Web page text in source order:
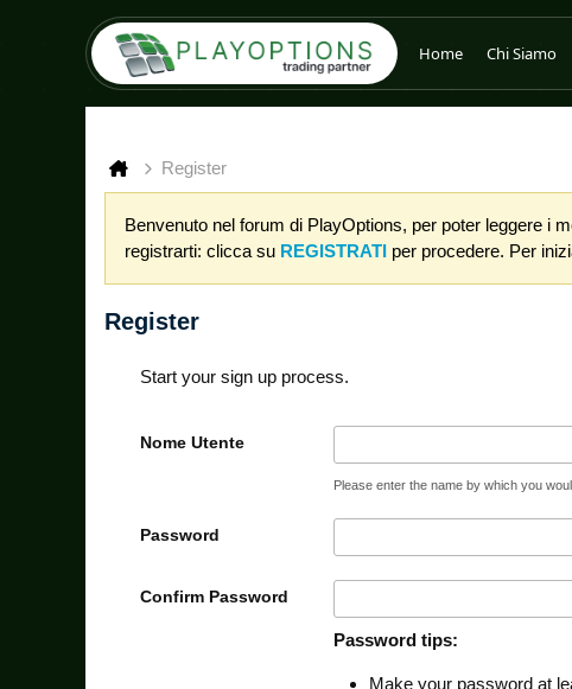
Home Chi Siamo
Register
Benvenuto nel forum di PlayOptions, per poter leggere i
registrarti: clicca su REGISTRATI per procedere. Per
Register
Start your sign up process.
Nome Utente
Please enter the name by which you
Password
Confirm Password
Password tips:
Make your password at